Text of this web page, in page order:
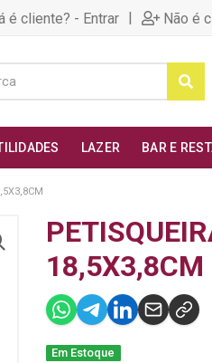
é cliente? - Entrar | Não é
LAZER BAR E
18,5X3,8CM
Em Estoque